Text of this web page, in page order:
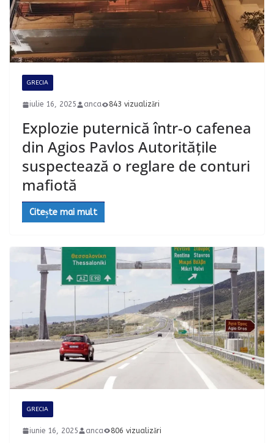
GRECIA
iulie 16, 2025 anca 843 vizualizări
Explozie puternică într-o cafenea
din Agios Pavlos Autoritățile
suspectează o reglare de conturi
mafiotă
Citește mai mult
GRECIA
iunie 16, 2025 anca 806 vizualizări